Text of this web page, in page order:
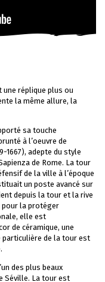
une réplique plus ou
la même allure, la
sa touche
à l’oeuvre de
1667), adepte du style
de Rome. La tour
de la ville à l’époque
un poste avancé sur
depuis la tour et la rive
pour la protéger
elle est
de céramique, une
particulière de la tour est
des plus beaux
Séville. La tour est